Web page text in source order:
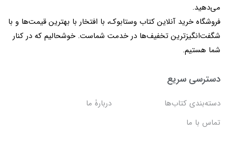
می‌دهید.
فروشگاه خرید آنلاین کتاب وستابوک، با افتخار با بهترین قیمت‌ها و با
شگفت‌انگیزترین تخفیف‌ها در خدمت شماست. خوشحالیم که در کنار
شما هستیم.
دسترسی سریع
دسته‌بندی کتاب‌ها
دربارۀ ما
تماس با ما